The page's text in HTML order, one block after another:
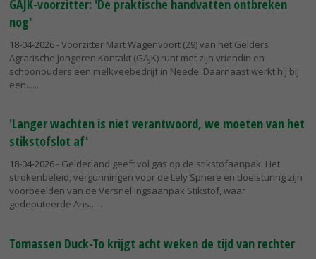
GAJK-voorzitter: 'De praktische handvatten ontbreken
nog'
18-04-2026- Voorzitter Mart Wagenvoort (29) van het Gelders
Agrarische Jongeren Kontakt (GAJK) runt met zijn vriendin en
schoonouders een melkveebedrijf in Neede. Daarnaast werkt hij bij
een...
'Langer wachten is niet verantwoord, we moeten van het
stikstofslot af'
18-04-2026- Gelderland geeft vol gas op de stikstofaanpak. Het
strokenbeleid, vergunningen voor de Lely Sphere en doelsturing zijn
voorbeelden van de Versnellingsaanpak Stikstof, waar
gedeputeerde Ans...
Tomassen Duck-To krijgt acht weken de tijd van rechter